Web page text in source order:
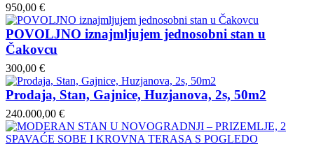
950,00 €
POVOLJNO iznajmljujem jednosobni stan u
Čakovcu
300,00 €
Prodaja, Stan, Gajnice, Huzjanova, 2s, 50m2
240.000,00 €